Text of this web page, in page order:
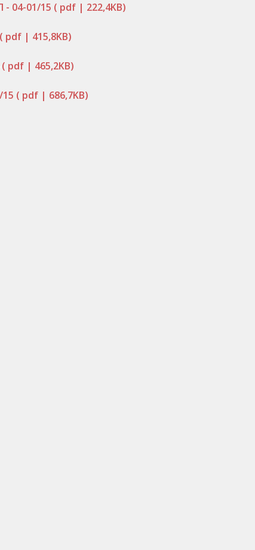
- 04-01/15 ( pdf | 222,4KB)
( pdf | 415,8KB)
( pdf | 465,2KB)
( pdf | 686,7KB)